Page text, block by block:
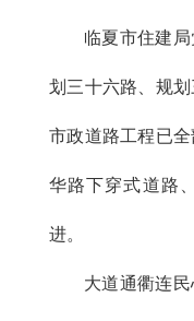
临夏市住建
划三十六路、规
市政道路工程已
华路下穿式道路
进。
大道通衢连